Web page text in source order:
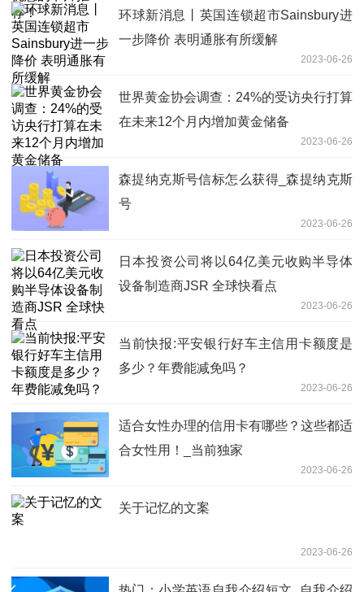
环球新消息丨英国连锁超市Sainsbury进
一步降价 表明通胀有所缓解
2023-06-26
世界黄金协会调查：24%的受访央行打算
在未来12个月内增加黄金储备
2023-06-26
森提纳克斯号信标怎么获得_森提纳克斯
号
2023-06-26
日本投资公司将以64亿美元收购半导体
设备制造商JSR 全球快看点
2023-06-26
当前快报:平安银行好车主信用卡额度是
多少？年费能减免吗？
2023-06-26
适合女性办理的信用卡有哪些？这些都适
合女性用！_当前独家
2023-06-26
关于记忆的文案
2023-06-26